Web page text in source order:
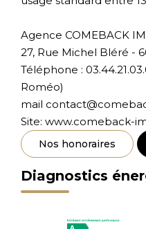
Agence COMEBACK
27, Rue Michel Bléré -
Téléphone :
Roméo)
mail
Site: www.comeback-
Nos honoraires
Diagnostics